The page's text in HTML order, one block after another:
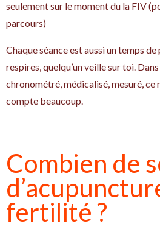
seulement sur le moment du la FIV
parcours)
Chaque séance est aussi un temps de
respires, quelqu’un veille sur toi.
chronométré, médicalisé, mesuré, ce
compte beaucoup.
Combien de
fertilité ?